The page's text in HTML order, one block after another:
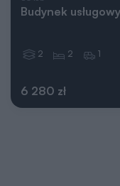
Budynek
6 280 zł
2 2 1